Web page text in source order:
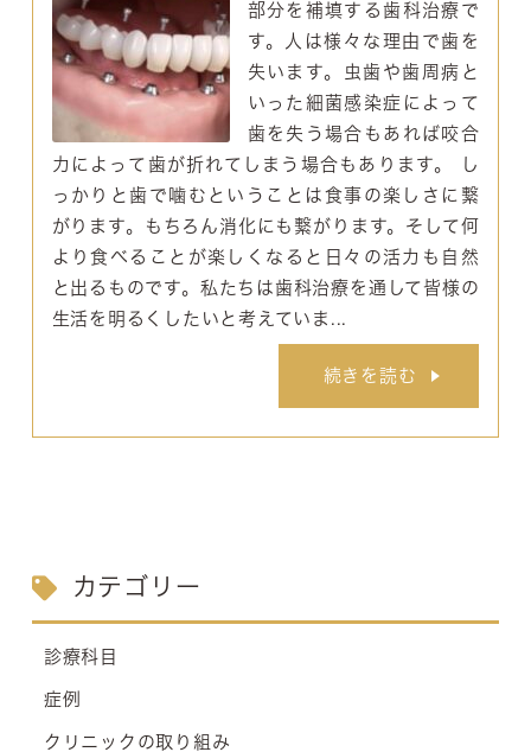
部分を補填する歯科治療で
す。人は様々な理由で歯を
失います。虫歯や歯周病と
いった細菌感染症によって
歯を失う場合もあれば咬合
力によって歯が折れてしまう場合もあります。 し
っかりと歯で噛むということは食事の楽しさに繋
がります。もちろん消化にも繋がります。そして何
より食べることが楽しくなると日々の活力も自然
と出るものです。私たちは歯科治療を通して皆様の
生活を明るくしたいと考えていま...
続きを読む
カテゴリー
診療科目
症例
クリニックの取り組み